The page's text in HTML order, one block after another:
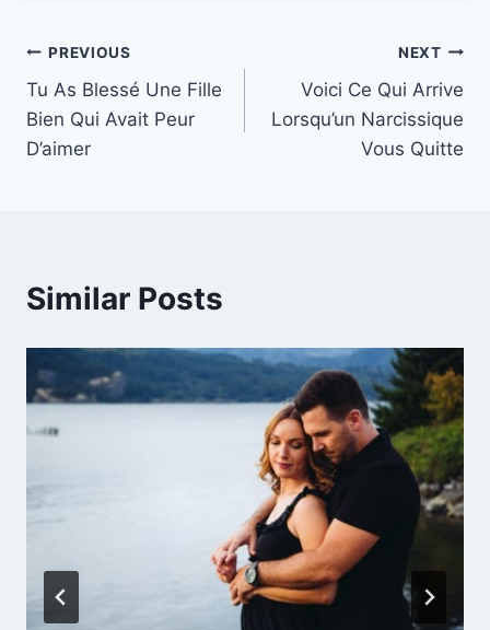
Post
navigation
PREVIOUS
Tu As Blessé Une Fille
Bien Qui Avait Peur
D’aimer
NEXT
Voici Ce Qui Arrive
Lorsqu’un Narcissique
Vous Quitte
Similar Posts